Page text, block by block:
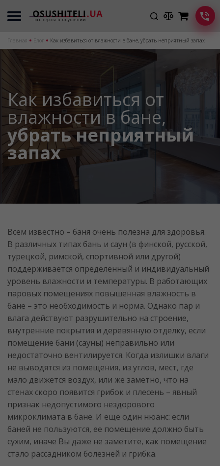
Главная Блог Как избавиться от влажности в бане, убрать неприятный запах
Как избавиться от
влажности в бане,
убрать неприятный
запах
Всем известно – баня очень полезна для здоровья.
В различных типах бань и саун (в финской, русской,
турецкой, римской, спортивной или другой)
поддерживается определенный и индивидуальный
уровень влажности и температуры. В работающих
паровых помещениях повышенная влажность в
бане – это необходимость и норма. Однако пар и
влага действуют разрушительно на строение,
внутренние покрытия и деревянную отделку, если
помещение бани (сауны) неправильно или
недостаточно вентилируется. Когда излишки влаги
не выводятся из помещения, из углов, мест, где
мало движется воздух, или же заметно, что на
стенах скоро появится грибок и плесень – явный
признак недопустимого нездорового
микроклимата в бане. И еще один нюанс: если
баней не пользуются, ее помещение должно быть
сухим, иначе Вы даже не заметите, как помещение
стало рассадником болезней и грибка.